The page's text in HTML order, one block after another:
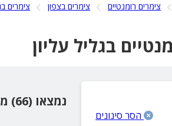
צימרים רומנטיים צימרים בצפון צימרים
הסר סינונים
נמצאו (66) מקומות אירוח